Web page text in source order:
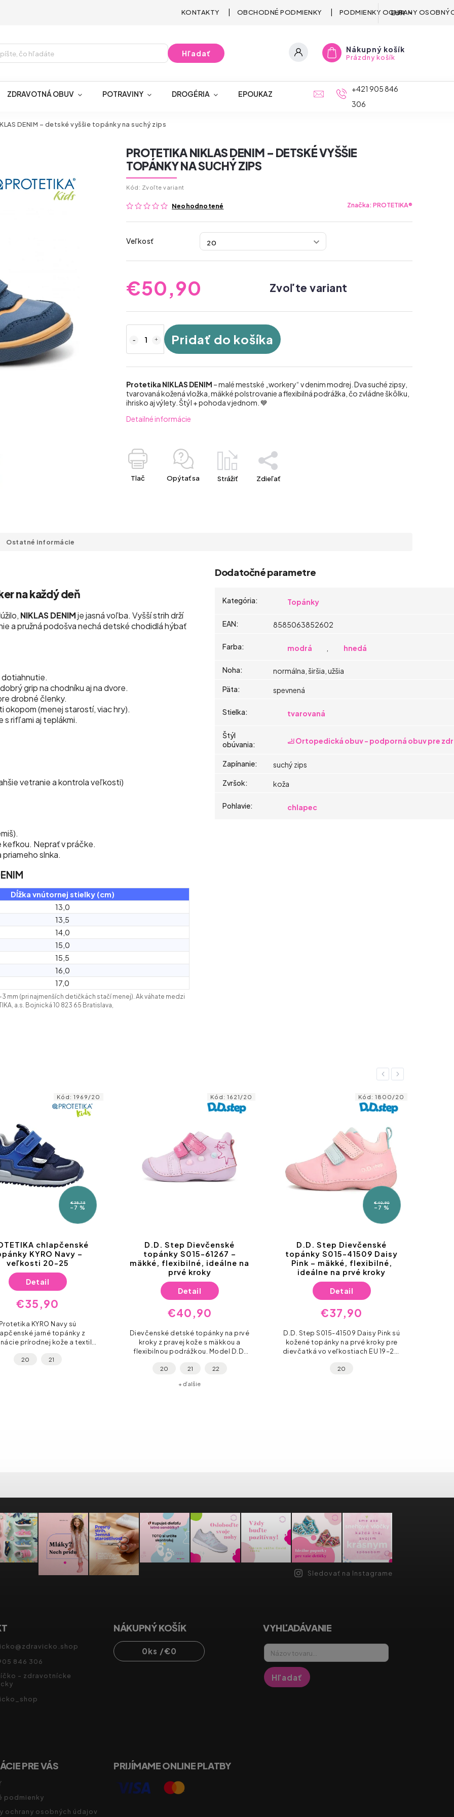
KONTAKTY OBCHODNÉ PODMIENKY PODMIENKY OCHRANY
EUR
Hľadať Nákupný košík
Prázdny košík
ZDRAVOTNÁ OBUV POTRAVINY DROGÉRIA EPOUKAZ
+421 905 846
306
DENIM – detské vyššie topánky na suchý zips
PROTETIKA NIKLAS DENIM – DETSKÉ VYŠŠIE
TOPÁNKY NA SUCHÝ ZIPS
Kód: Zvoľte variant
Neohodnotené Značka:PROTETIKA®
Veľkosť
€50,90 Zvoľte variant
Pridať do košíka
Protetika NIKLAS DENIM – malé mestské „workery“ v denim modrej. Dva suché zipsy,
tvarovaná kožená vložka, mäkké polstrovanie a flexibilná podrážka, čo zvládne škôlku,
ihrisko aj výlety. Štýl + pohoda v jednom. 💙
Detailné informácie
Tlač Opýtať sa Strážiť Zdieľať
Ostatné informácie
na každý deň
NIKLAS DENIMje jasná voľba. Vyšší strih drží
a pružná podošva nechá detské chodidlá hýbať
dotiahnutie.
grip na chodníku aj na dvore.
drobné členky.
okopom (menej starostí, viac hry).
s rifľami aj teplákmi.
vetranie a kontrola veľkosti)
Neprať v práčke.
slnka.
Dĺžka vnútornej stielky (cm)
13,0
13,5
14,0
15,0
15,5
16,0
17,0
mm (pri najmenších detičkách stačí menej). Ak váhate medzi
a.s. Bojnická 10 823 65 Bratislava,
Dodatočné parametre
Kategória: Topánky
EAN: 8585063852602
Farba: modrá hnedá
Noha:
normálna, širšia, užšia
Päta: spevnená
Stielka: tvarovaná
Štýl
obúvania: 🦶 Ortopedická obuv - podporná obuv pre
Zapínanie:
suchý zips
Zvršok: koža
Pohlavie: chlapec
Previous
D.D. Step Dievčenské
topánky S015-61267 –
mäkké, flexibilné, ideálne na
prvé kroky
Detail
Dievčenské detské topánky na prvé
kroky z pravej kože s mäkkou a
Step S015-61267 chráni pršteky
Kód:
D.D. Step Dievčenské
topánky S015-41509 Daisy
Pink – mäkké, flexibilné,
ideálne na prvé kroky
€37,90
Detail
D.D. Step S015-41509 Daisy Pink sú
kožené topánky na prvé kroky pre
dievčatká vo veľkostiach EU 19–24.
kože, stielka je vyberateľná a...
Kód:
D.D. Step Chlapčenské
kožené barefoot topánky
S070-519 Grey
€36,90
Detail
519 sú prvé topánky pre malých
objaviteľov, ktorí práve začínajú
spoznávať svet. Vyrobené z
ľahkou podrážkou....
Kód:
Next
Sledovať na Instagrame
@zdravicko.shop
846 306
- zdravotnícke
NÁKUPNÝ KOŠÍK
0ks /€0
VYHĽADÁVANIE
Hľadať
PRE VÁS
podmienky
ochrany osobných údajov
PRIJÍMAME ONLINE PLATBY